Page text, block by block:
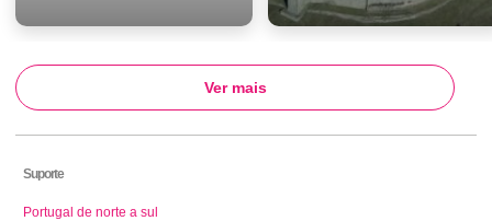
Ver mais
Suporte
Portugal de norte a sul